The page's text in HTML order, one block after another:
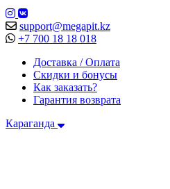
support@megapit.kz
+7 700 18 18 018
Доставка / Оплата
Скидки и бонусы
Как заказать?
Гарантия возврата
Караганда